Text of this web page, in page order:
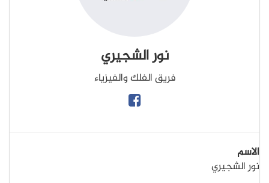
نور الشجيري
فريق الفلك والفيزياء
الاسم
نور الشجيري